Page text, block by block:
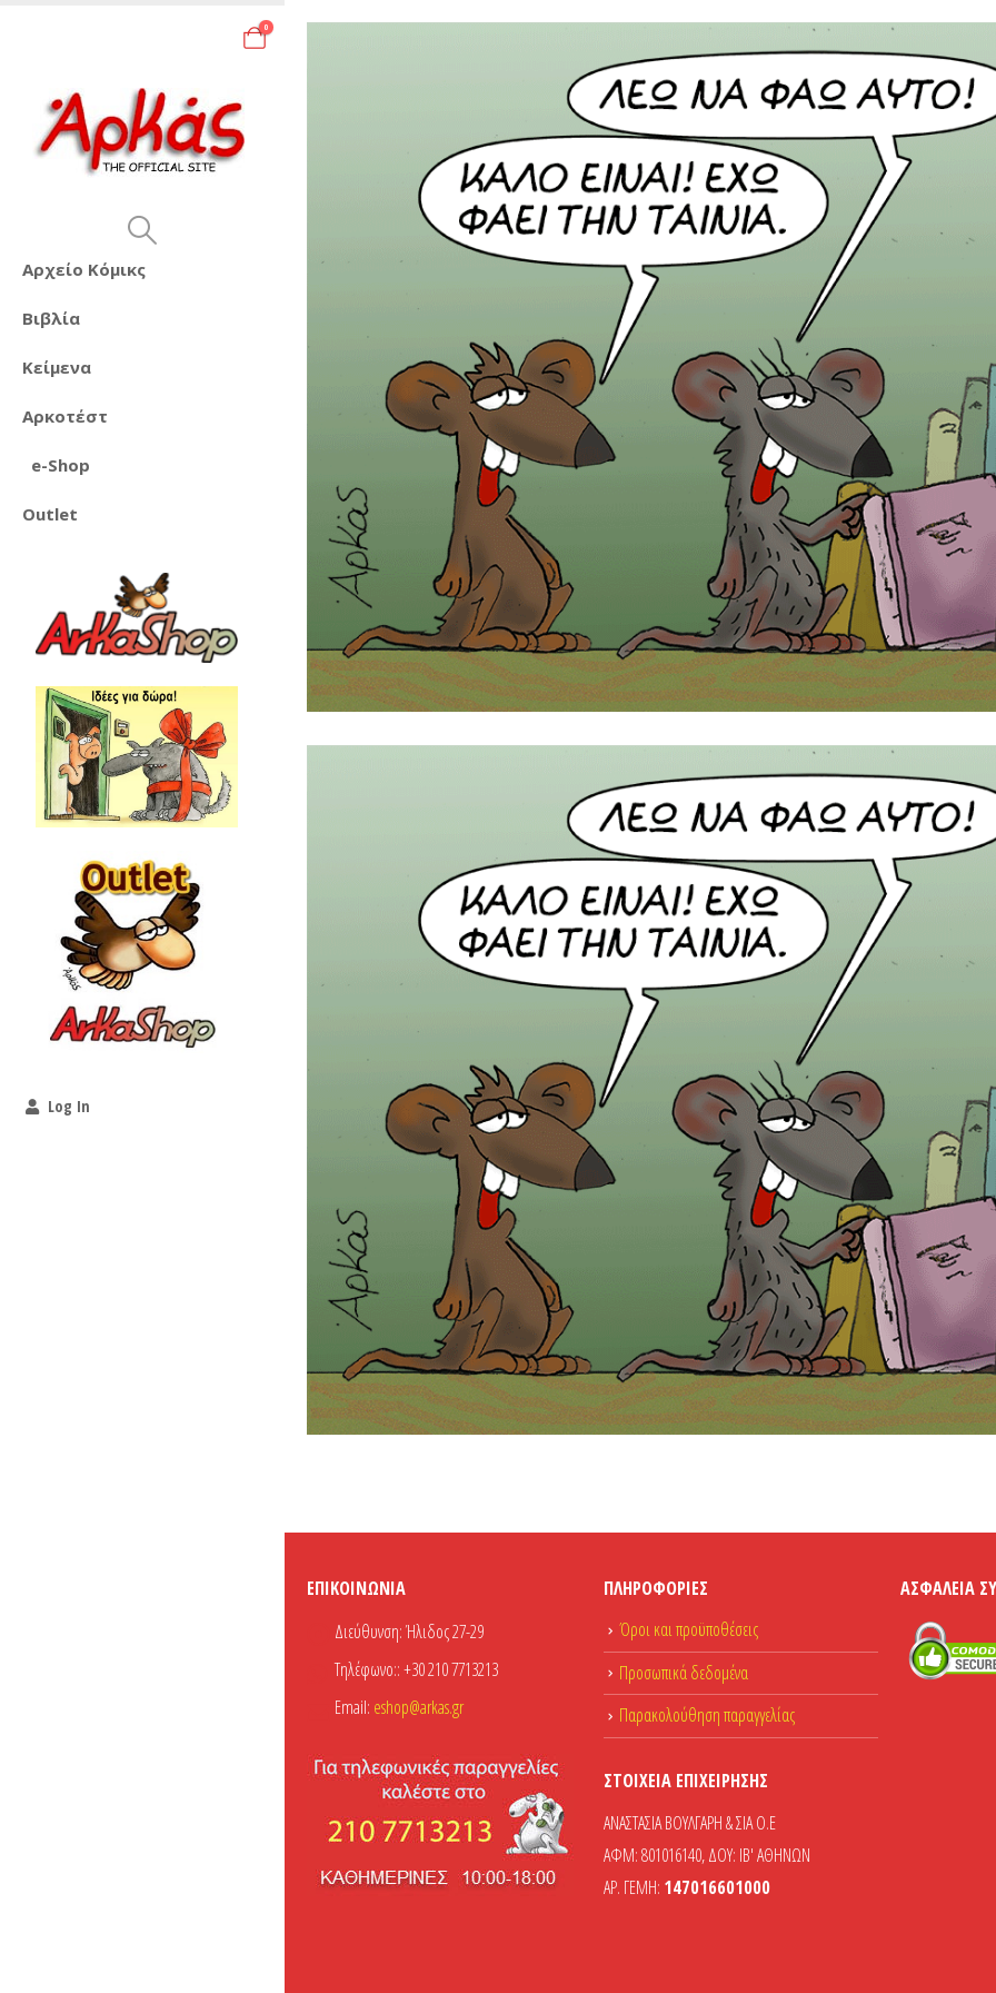
0
Αρχείο Κόμικς
Βιβλία
Κείμενα
Αρκοτέστ
e-Shop
Outlet
Log In
ΕΠΙΚΟΙΝΩΝΊΑ
Διεύθυνση:Ήλιδος 27-29
Τηλέφωνο::+30 210 7713213
Email: eshop@arkas.gr
ΠΛΗΡΟΦΟΡΊΕΣ
Όροι και προϋποθέσεις
Προσωπικά δεδομένα
Παρακολούθηση παραγγελίας
ΣΤΟΙΧΕΊΑ ΕΠΙΧΕΊΡΗΣΗΣ
ΑΝΑΣΤΑΣΙΑ ΒΟΥΛΓΑΡΗ & ΣΙΑ Ο.Ε
ΑΦΜ: 801016140, ΔΟΥ: ΙΒ' ΑΘΗΝΩΝ
ΑΡ. ΓΕΜΗ: 147016601000
ΑΣΦΆΛΕΙΑ